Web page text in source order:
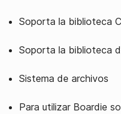
Soporta la biblioteca
Soporta la biblioteca
Sistema de archivos
Para utilizar Boardie